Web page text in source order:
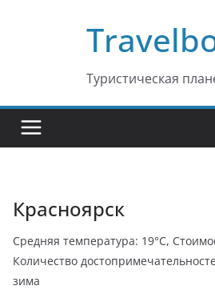
Туристическая
Красноярск
Средняя температура: 19°C,
Количество
зима